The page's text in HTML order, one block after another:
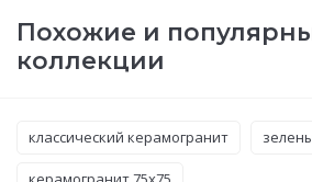
Похожие и
коллекции
классический керамогранит